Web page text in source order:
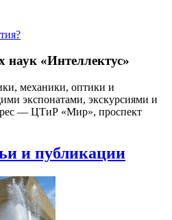
«Интеллектус»
механики, оптики и
экспонатами, экскурсиями и
— ЦТиР «Мир», проспект
и публикации